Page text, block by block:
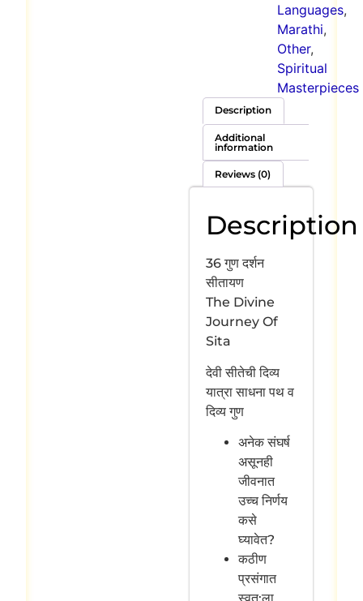
Languages,
Marathi,
Other,
Spiritual
Masterpieces
Description
Additional
information
Reviews (0)
Description
36 गुण दर्शन
सीतायण
The Divine
Journey Of
Sita
देवी सीतेची दिव्य
यात्रा साधना पथ व
दिव्य गुण
अनेक संघर्ष
असूनही
जीवनात
उच्च निर्णय
कसे
घ्यावेत?
कठीण
प्रसंगात